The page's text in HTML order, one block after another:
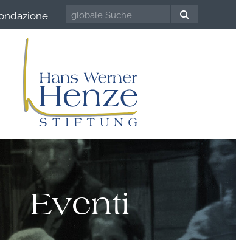
Eventi